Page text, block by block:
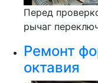
Перед
рычаг
Ремонт
октавия